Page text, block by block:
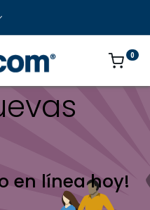
0
en línea hoy!